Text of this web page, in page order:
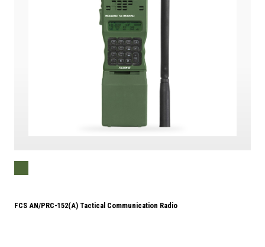
FCS AN/PRC-152(A) Tactical Communication Radio